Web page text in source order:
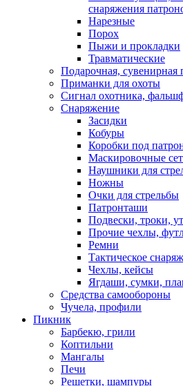
снаряжения
Нарезные
Порох
Пыжи и прокладки
Травматические
Подарочная, сувенирная
Приманки для охоты
Сигнал охотника,
Снаряжение
Засидки
Кобуры
Коробки под
Маскировочные
Наушники для
Ножны
Очки для стрельбы
Патронташи
Подвески, троки,
Прочие чехлы,
Ремни
Тактическое
Чехлы, кейсы
Ягдаши, сумки,
Средства самообороны
Чучела, профили
Пикник
Барбекю, грили
Коптильни
Мангалы
Печи
Решетки, шампуры